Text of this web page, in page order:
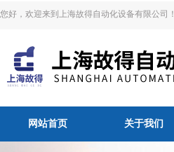
您好，欢迎来到上海故得自动化设备有限公司！
网站首页 关于我们